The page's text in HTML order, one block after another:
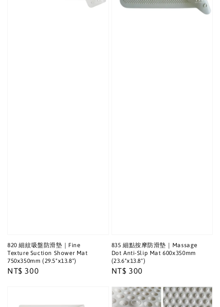
820 細紋吸盤防滑墊｜Fine
Texture Suction Shower Mat
750x350mm (29.5"x13.8")
Regular
NT$ 300
835 細點按摩防滑墊｜Massage
Dot Anti-Slip Mat 600x350mm
(23.6"x13.8")
Regular
NT$ 300